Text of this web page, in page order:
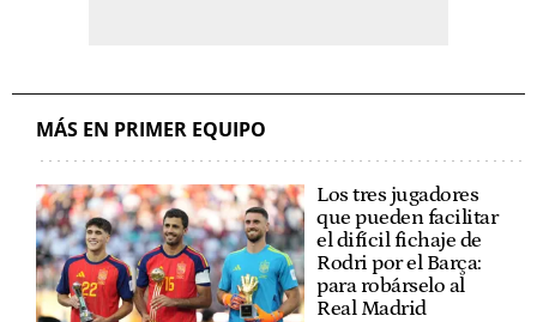
MÁS EN PRIMER EQUIPO
Los tres jugadores
que pueden facilitar
el difícil fichaje de
Rodri por el Barça:
para robárselo al
Real Madrid